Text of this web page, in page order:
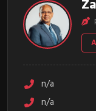
n/a
n/a